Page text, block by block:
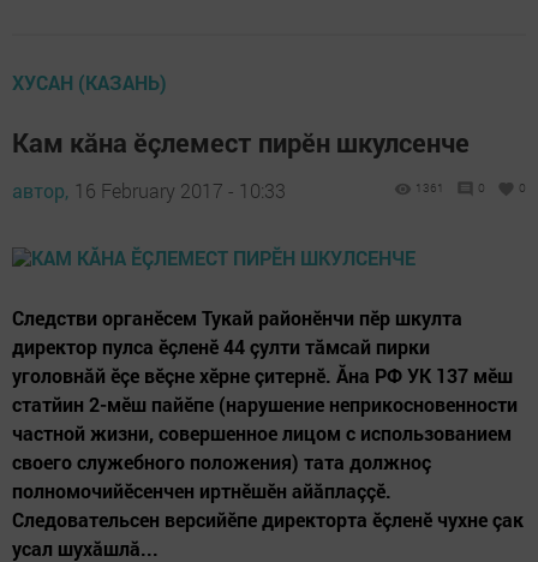
ХУСАН (КАЗАНЬ)
Кам кăна ӗçлемест пирӗн шкулсенче
автор, 16 February 2017 - 10:33 1361 0 0
Следстви органӗсем Тукай районӗнчи пӗр шкулта
директор пулса ӗçленӗ 44 çулти тăмсай пирки
уголовнăй ӗçе вӗçне хӗрне çитернӗ. Ăна РФ УК 137 мӗш
статйин 2-мӗш пайӗпе (нарушение неприкосновенности
частной жизни, совершенное лицом с использованием
своего служебного положения) тата должноç
полномочийӗсенчен иртнӗшӗн айăплаççӗ.
Следовательсен версийӗпе директорта ӗçленӗ чухне çак
усал шухăшлă...